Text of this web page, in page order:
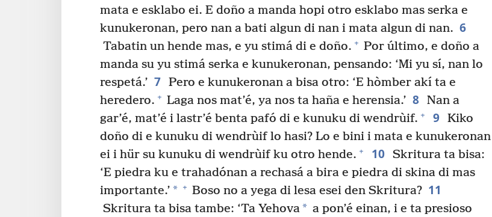
mata e esklabo ei. E doño a manda hopi otro esklabo mas serka e
kunukeronan, pero nan a bati algun di nan i mata algun di nan. 6
Tabatin un hende mas, e yu stimá di e doño. + Por último, e doño a
manda su yu stimá serka e kunukeronan, pensando: ‘Mi yu sí, nan lo
respetá.’ 7 Pero e kunukeronan a bisa otro: ‘E hòmber akí ta e
heredero. + Laga nos mat’é, ya nos ta haña e herensia.’ 8 Nan a
gar’é, mat’é i lastr’é benta pafó di e kunuku di wendrùif. + 9 Kiko
doño di e kunuku di wendrùif lo hasi? Lo e bini i mata e kunukeronan
ei i hür su kunuku di wendrùif ku otro hende. + 10 Skritura ta bisa:
‘E piedra ku e trahadónan a rechasá a bira e piedra di skina di mas
importante.’ * + Boso no a yega di lesa esei den Skritura? 11
Skritura ta bisa tambe: ‘Ta Yehova* a pon’é einan, i e ta presioso